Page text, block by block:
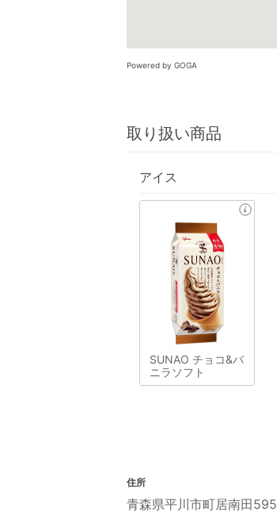
Powered by GOGA
取り扱い商品
アイス
SUNAO チョコ&バ
ニラソフト
住所
青森県平川市町居南田595